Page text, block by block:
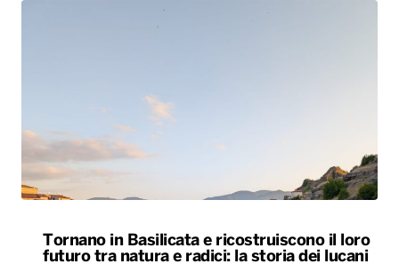
Tornano in Basilicata e ricostruiscono il loro
futuro tra natura e radici: la storia dei lucani